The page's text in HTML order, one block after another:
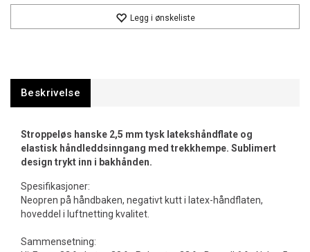
Legg i ønskeliste
Beskrivelse
Stroppeløs hanske 2,5 mm tysk latekshåndflate og
elastisk håndleddsinngang med trekkhempe. Sublimert
design trykt inn i bakhånden.
Spesifikasjoner:
Neopren på håndbaken, negativt kutt i latex-håndflaten,
hoveddel i luftnetting kvalitet.
Sammensetning: